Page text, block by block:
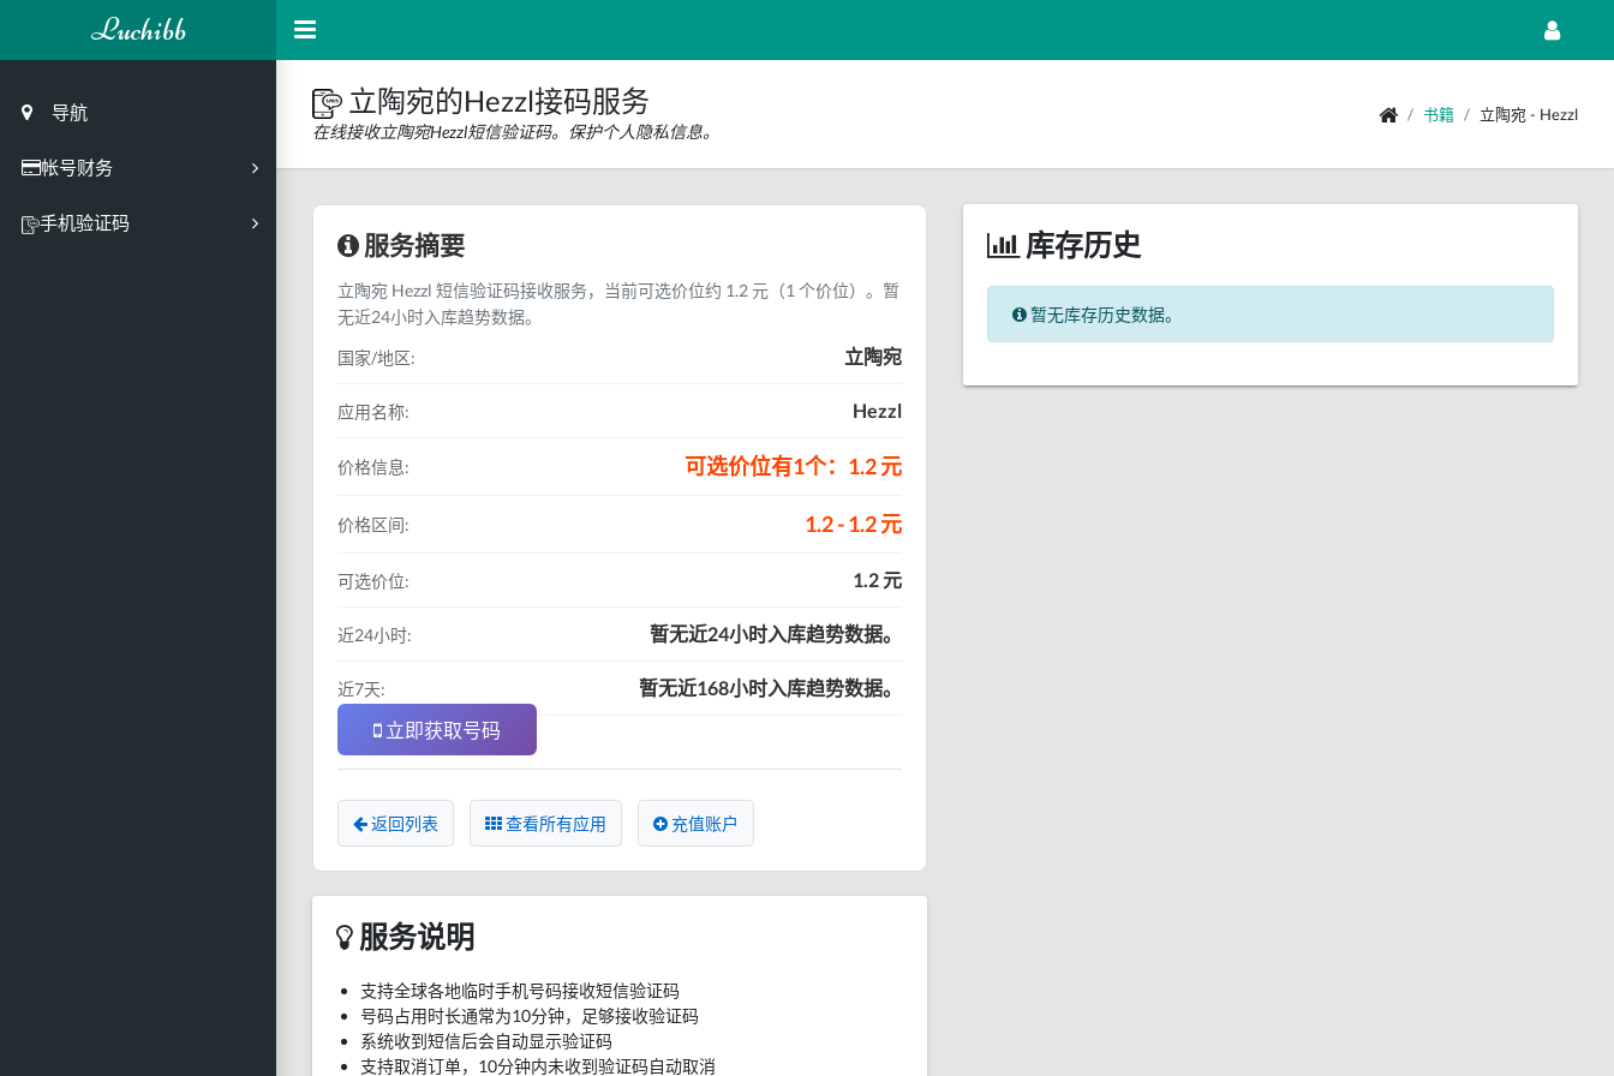
Luchibb
导航
帐号财务
充值
手机验证码
立陶宛的Hezzl接码服务
在线接收立陶宛Hezzl短信验证码。保护个人隐私信息。
书籍 立陶宛 - Hezzl
服务摘要
立陶宛 Hezzl 短信验证码接收服务，当前可选价位约 1.2 元（1 个价位）。暂
无近24小时入库趋势数据。
国家/地区:
立陶宛
应用名称: Hezzl
价格信息: 可选价位有1个：1.2 元
价格区间: 1.2 - 1.2 元
可选价位: 1.2 元
近24小时: 暂无近24小时入库趋势数据。
近7天:
暂无近168小时入库趋势数据。
立即获取号码
返回列表 查看所有应用 充值账户
服务说明
支持全球各地临时手机号码接收短信验证码
号码占用时长通常为10分钟，足够接收验证码
系统收到短信后会自动显示验证码
支持取消订单，10分钟内未收到验证码自动取消
库存历史
暂无库存历史数据。